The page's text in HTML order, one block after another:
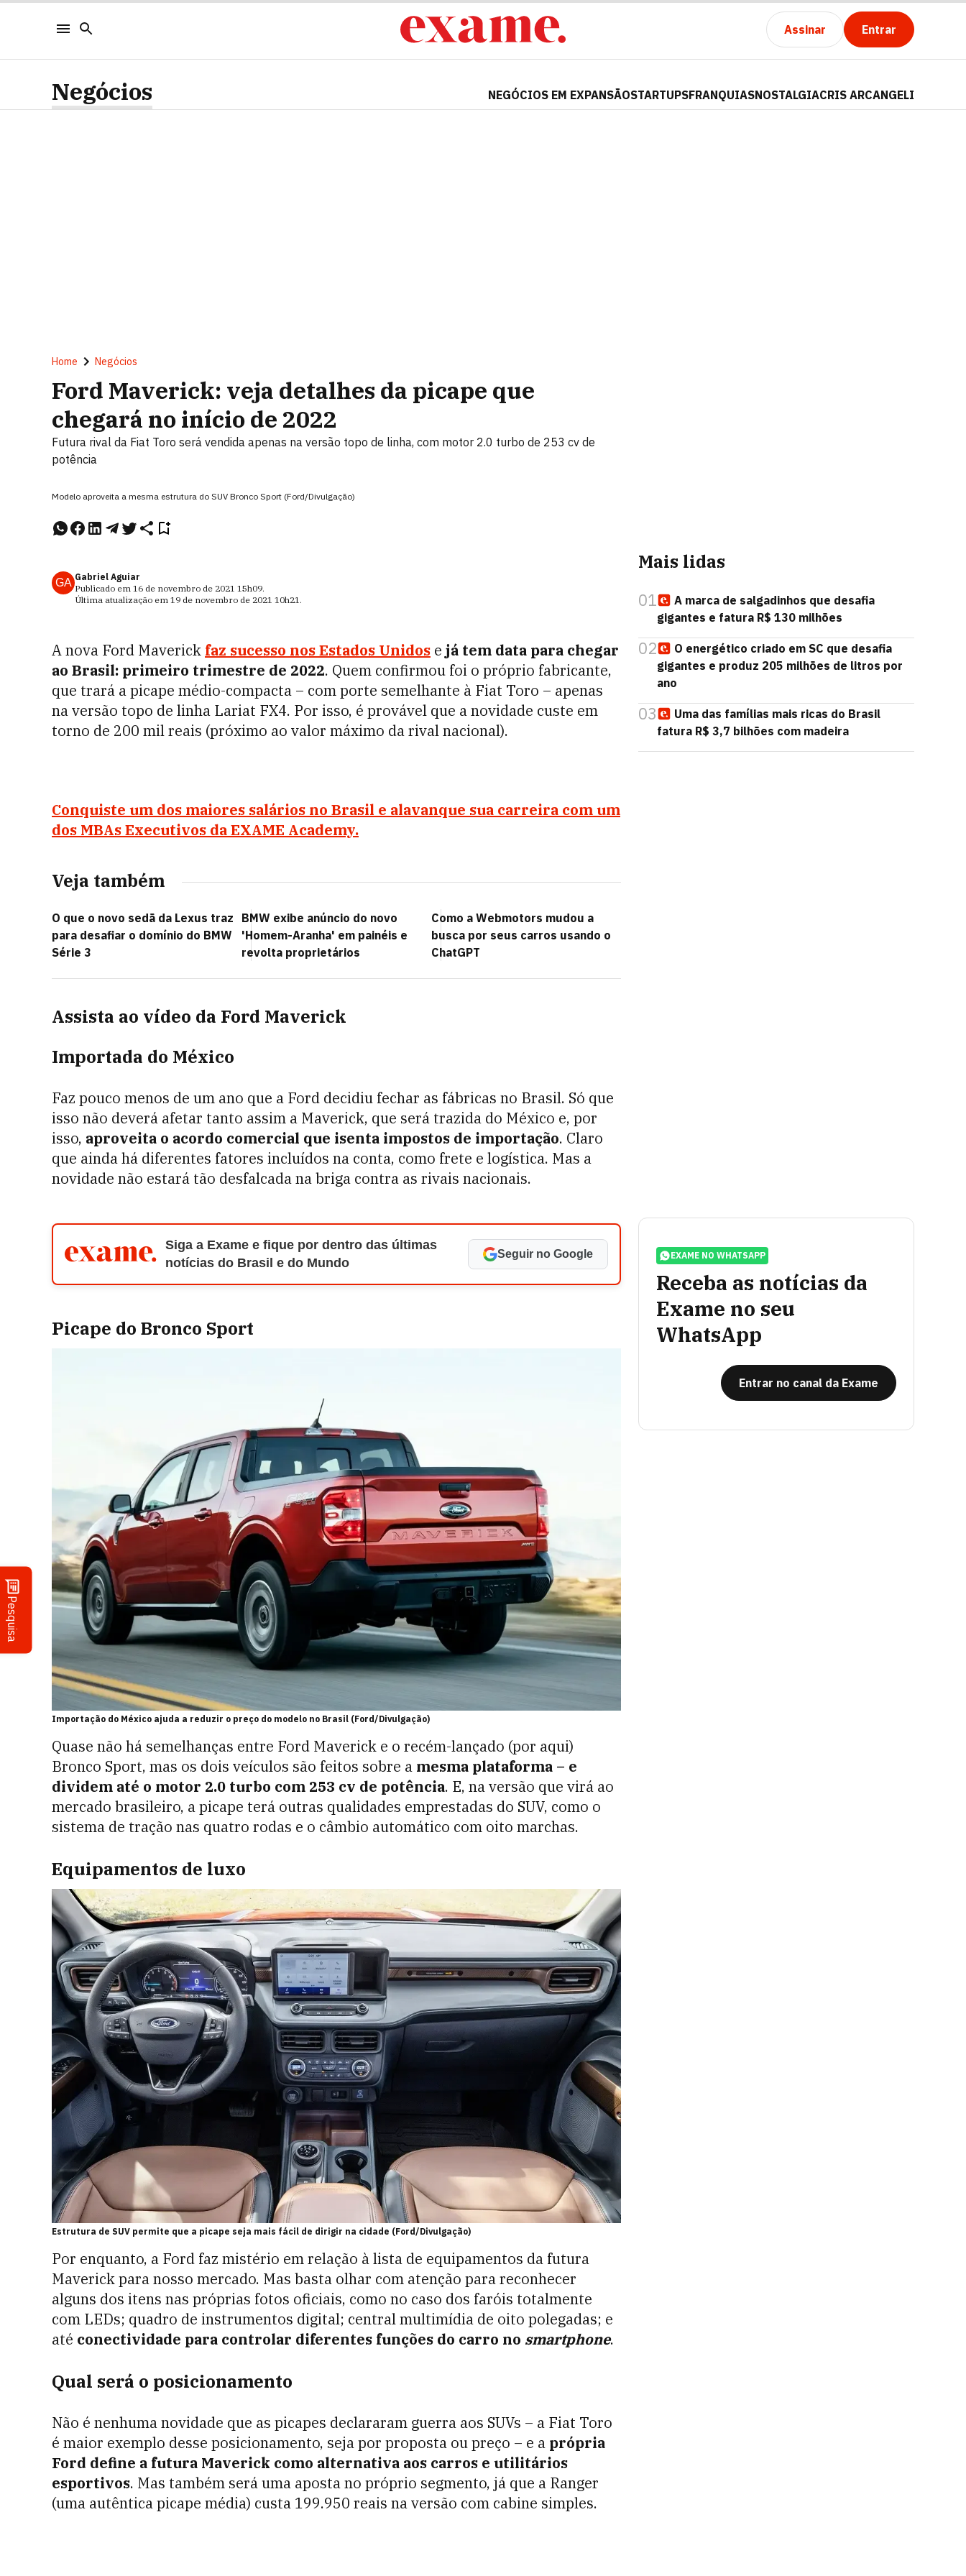
Assinar Entrar
Pesquisa
Negócios NEGÓCIOS EM EXPANSÃOSTARTUPSFRANQUIASNOSTALGIACRIS ARCANGELI
Home Negócios
Ford Maverick: veja detalhes da picape que
chegará no início de 2022
Futura rival da Fiat Toro será vendida apenas na versão topo de linha, com motor 2.0 turbo de 253 cv de
potência
Modelo aproveita a mesma estrutura do SUV Bronco Sport (Ford/Divulgação)
GA Gabriel Aguiar
Publicado em 16 de novembro de 2021 15h09.
Última atualização em 19 de novembro de 2021 10h21.
A nova Ford Maverick faz sucesso nos Estados Unidos e já tem data para chegar
ao Brasil: primeiro trimestre de 2022. Quem confirmou foi o próprio fabricante,
que trará a picape médio-compacta – com porte semelhante à Fiat Toro – apenas
na versão topo de linha Lariat FX4. Por isso, é provável que a novidade custe em
torno de 200 mil reais (próximo ao valor máximo da rival nacional).
Conquiste um dos maiores salários no Brasil e alavanque sua carreira com um
dos MBAs Executivos da EXAME Academy.
Veja também
O que o novo sedã da Lexus traz
para desafiar o domínio do BMW
Série 3
BMW exibe anúncio do novo
'Homem-Aranha' em painéis e
revolta proprietários
Como a Webmotors mudou a
busca por seus carros usando o
ChatGPT
Assista ao vídeo da Ford Maverick
Importada do México
Faz pouco menos de um ano que a Ford decidiu fechar as fábricas no Brasil. Só que
isso não deverá afetar tanto assim a Maverick, que será trazida do México e, por
isso, aproveita o acordo comercial que isenta impostos de importação. Claro
que ainda há diferentes fatores incluídos na conta, como frete e logística. Mas a
novidade não estará tão desfalcada na briga contra as rivais nacionais.
Siga a Exame e fique por dentro das últimas
notícias do Brasil e do Mundo
Seguir no Google
Picape do Bronco Sport
Importação do México ajuda a reduzir o preço do modelo no Brasil (Ford/Divulgação)
Quase não há semelhanças entre Ford Maverick e o recém-lançado (por aqui)
Bronco Sport, mas os dois veículos são feitos sobre a mesma plataforma – e
dividem até o motor 2.0 turbo com 253 cv de potência. E, na versão que virá ao
mercado brasileiro, a picape terá outras qualidades emprestadas do SUV, como o
sistema de tração nas quatro rodas e o câmbio automático com oito marchas.
Equipamentos de luxo
Estrutura de SUV permite que a picape seja mais fácil de dirigir na cidade (Ford/Divulgação)
Por enquanto, a Ford faz mistério em relação à lista de equipamentos da futura
Maverick para nosso mercado. Mas basta olhar com atenção para reconhecer
alguns dos itens nas próprias fotos oficiais, como no caso dos faróis totalmente
com LEDs; quadro de instrumentos digital; central multimídia de oito polegadas; e
até conectividade para controlar diferentes funções do carro no smartphone.
Qual será o posicionamento
Não é nenhuma novidade que as picapes declararam guerra aos SUVs – a Fiat Toro
é maior exemplo desse posicionamento, seja por proposta ou preço – e a própria
Ford define a futura Maverick como alternativa aos carros e utilitários
esportivos. Mas também será uma aposta no próprio segmento, já que a Ranger
(uma autêntica picape média) custa 199.950 reais na versão com cabine simples.
Mais lidas
01
A marca de salgadinhos que desafia
gigantes e fatura R$ 130 milhões
02
O energético criado em SC que desafia
gigantes e produz 205 milhões de litros por
ano
03
Uma das famílias mais ricas do Brasil
fatura R$ 3,7 bilhões com madeira
EXAME NO WHATSAPP
Receba as notícias da
Exame no seu
WhatsApp
Entrar no canal da Exame